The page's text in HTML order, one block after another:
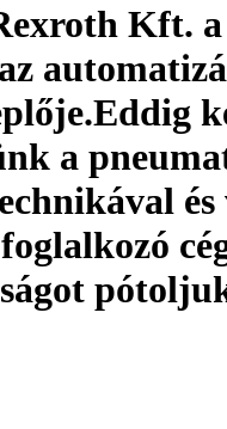
Kft. a
a